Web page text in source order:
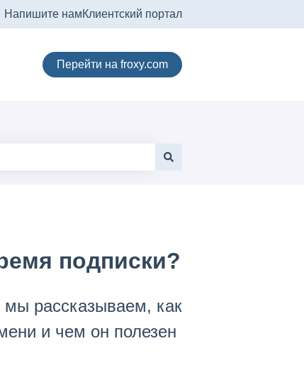
Напишите намКлиентский портал
Перейти на froxy.com
подписки?
мы рассказываем, как
и чем он полезен